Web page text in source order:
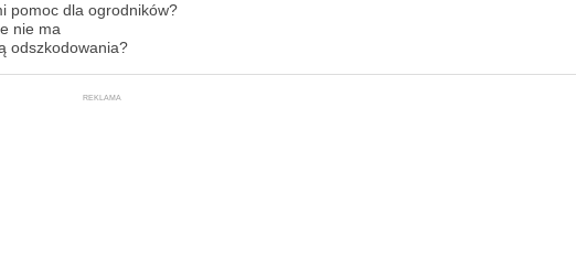
pomoc dla ogrodników?
nie ma
odszkodowania?
REKLAMA